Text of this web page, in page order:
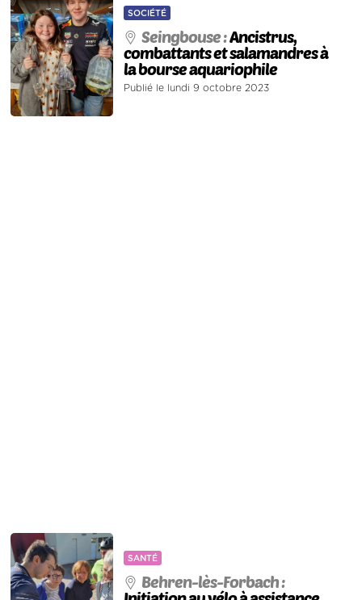
SOCIÉTÉ
Seingbouse :Ancistrus,
combattants et salamandres à
la bourse aquariophile
Publié le lundi 9 octobre 2023
SANTÉ
Behren-lès-Forbach :